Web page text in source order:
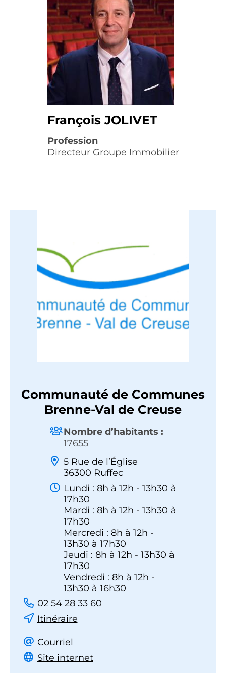
François JOLIVET
Profession
Directeur Groupe Immobilier
Communauté de Communes
Brenne-Val de Creuse
Nombre d’habitants :
17655
5 Rue de l’Église
36300 Ruffec
Lundi : 8h à 12h - 13h30 à
17h30
Mardi : 8h à 12h - 13h30 à
17h30
Mercredi : 8h à 12h -
13h30 à 17h30
Jeudi : 8h à 12h - 13h30 à
17h30
Vendredi : 8h à 12h -
13h30 à 16h30
02 54 28 33 60
Itinéraire
Courriel
Site internet